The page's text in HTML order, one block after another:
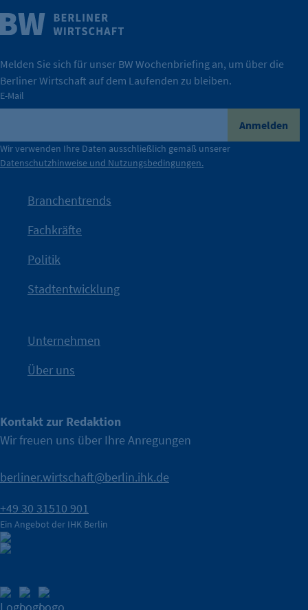
IHK Berlin. Offizieller Unterstützer der Berliner Wirtschaft.
Nach einer aufmerksamkeitsstarken Teaserphase geht die
Kampagne der IHK Berlin in die nächste Stufe. Mit
IHK?“wurde bewusst Neugier geweckt und Gespräche
mit Haltung.
Die Unternehmer stehen stellvertretend für die Vielfalt
der Berliner Wirtschaft.
Durch ihre Perspektiven wird deutlich, was der Claim
konkret bedeutet – und wie die IHK Berlin Unternehmen
tatsächlich unterstützt.
Wirtschaft.
Weitere Infos
Melden Sie sich für unser BW Wochenbriefing an, um über die
Berliner Wirtschaft auf dem Laufenden zu bleiben.
E-Mail
Anmelden
Wir verwenden Ihre Daten ausschließlich gemäß unserer
Datenschutzhinweise und Nutzungsbedingungen.
Branchentrends
Fachkräfte
Politik
Stadtentwicklung
Unternehmen
Über uns
Kontakt zur Redaktion
Wir freuen uns über Ihre Anregungen
berliner.wirtschaft@berlin.ihk.de
+49 30 31510 901
Ein Angebot der IHK Berlin